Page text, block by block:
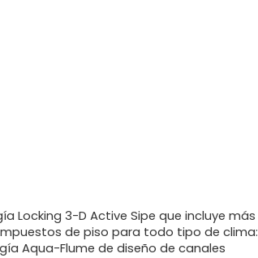
Locking 3-D Active Sipe que incluye más
de piso para todo tipo de clima:
Aqua-Flume de diseño de canales